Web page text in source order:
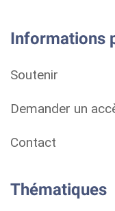
Informations
Soutenir
Demander un
Contact
Thématiques